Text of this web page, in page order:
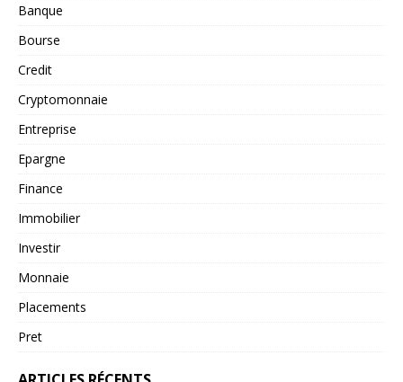
Banque
Bourse
Credit
Cryptomonnaie
Entreprise
Epargne
Finance
Immobilier
Investir
Monnaie
Placements
Pret